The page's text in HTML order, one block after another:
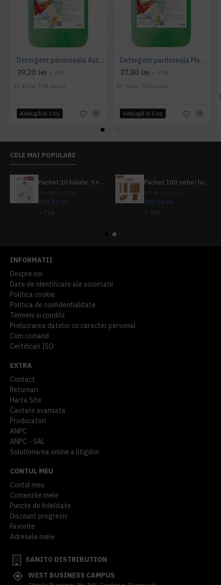
Detergent pardoseala Automat premium AQAS
39,20 lei + TVA
47,43 lei TVA inclus
Adaugă în Coş
Detergent pardoseala Manual premium 5L Canistra AQAS
37,80 lei + TVA
45,74 lei TVA inclus
Adaugă în Coş
CELE MAI POPULARE
Pachet 10 halate, 9+1 gratuit
755,82 lei
+ TVA
Pachet 100 seturi hoteliere, set dentar, set barbierit, casca de dus, pila unghii, set cusut
533,69 lei
+ TVA
INFORMATII
Despre noi
Date de identificare ale societatii
Politica cookie
Politica de confidentialitate
Termeni si conditii
Prelucrarea datelor cu caracter personal
Cum comand
Certificari ISO
EXTRA
Contact
Returnari
Harta Site
Cautare avansata
Producatori
ANPC
ANPC - SAL
Solutionarea online a litigiilor
CONTUL MEU
Contul meu
Comenzile mele
Puncte de fidelitate
Discount progresiv
Favorite
Adresele mele
SANITO DISTRIBUTION
WEST BUSINESS CAMPUS